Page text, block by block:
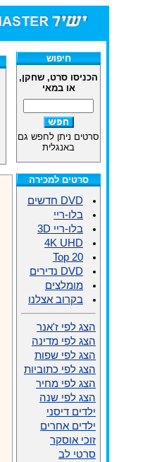
חיפוש
הכניסו סרט, שחקן,
או במאי
סרטים ניתן לחפש גם
באנגלית
סרטים למכירה
DVD חדשים
בלו-ריי
בלו-ריי 3D
4K UHD
Top 20
DVD נדירים
מומלצים
בקרוב אצלנו
הצג לפי ז'אנר
הצג לפי מדינה
הצג לפי שפות
הצג לפי כתוביות
הצג לפי מחיר
הצג לפי שנה
ילדים דיסני
ילדים אחרים
זוכי אוסקר
סרטי לב